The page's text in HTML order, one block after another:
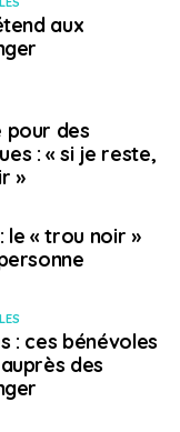
soutien au
Forum
pendant la
aux
pour des
: « si je reste,
»
le « trou noir »
: ces bénévoles
des